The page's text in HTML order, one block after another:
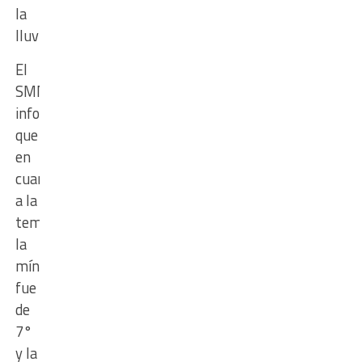
la
lluvia.
El
SMN
informó
que
en
cuanto
a la
temperatura
la
mínima
fue
de
7°
y la